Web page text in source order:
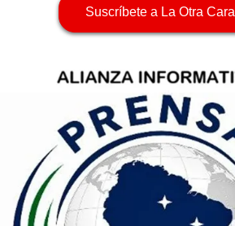
Suscríbete a La Otra Cara